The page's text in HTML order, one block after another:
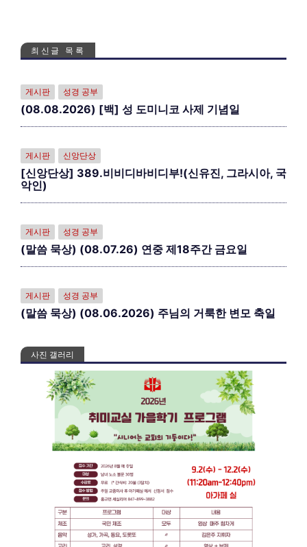
최신글 목록
게시판 성경 공부
(08.08.2026) [백] 성 도미니코 사제 기념일
게시판 신앙단상
[신앙단상] 389.비비디바비디부!(신유진, 그라시아, 국
악인)
게시판 성경 공부
(말씀 묵상) (08.07.26) 연중 제18주간 금요일
게시판 성경 공부
(말씀 묵상) (08.06.2026) 주님의 거룩한 변모 축일
사진 갤러리